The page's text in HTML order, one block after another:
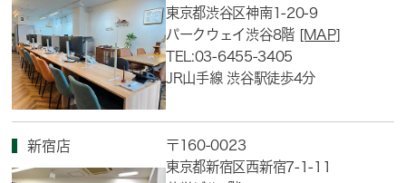
東京都渋谷区神南1-20-9
パークウェイ渋谷8階 [MAP]
TEL:03-6455-3405
JR山手線 渋谷駅徒歩4分
新宿店
〒160-0023
東京都新宿区西新宿7-1-11